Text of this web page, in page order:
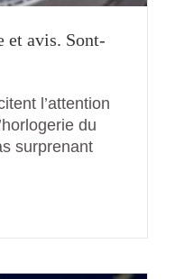
et avis. Sont-
l’attention
du
surprenant